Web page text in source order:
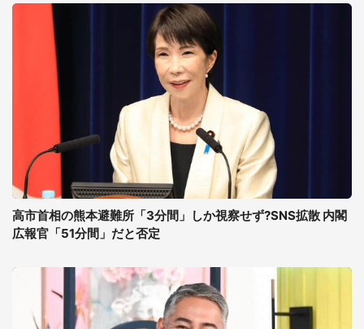
高市首相の熊本避難所「3分間」しか視察せず?SNS拡散 内閣
広報官「51分間」だと否定